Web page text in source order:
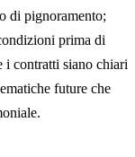
di pignoramento;
prima di
i contratti siano chiari
future che